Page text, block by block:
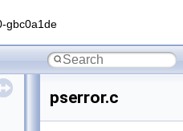
gbc0a1de
pserror.c